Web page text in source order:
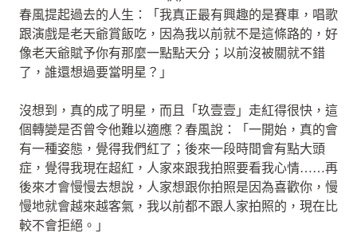
春風提起過去的人生：「我真正最有興趣的是賽車，唱歌
跟演戲是老天爺賞飯吃，因為我以前就不是這條路的，好
像老天爺賦予你有那麼一點點天分；以前沒被關就不錯
了，誰還想過要當明星？」
沒想到，真的成了明星，而且「玖壹壹」走紅得很快，這
個轉變是否曾令他難以適應？春風說：「一開始，真的會
有一種姿態，覺得我們紅了；後來一段時間會有點大頭
症，覺得我現在超紅，人家來跟我拍照要看我心情……再
後來才會慢慢去想說，人家想跟你拍照是因為喜歡你，慢
慢地就會越來越客氣，我以前都不跟人家拍照的，現在比
較不會拒絕。」